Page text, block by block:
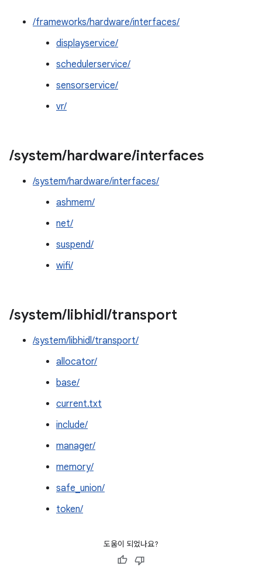
/frameworks/hardware/interfaces/
displayservice/
schedulerservice/
sensorservice/
vr/
/system/hardware/interfaces
/system/hardware/interfaces/
ashmem/
net/
suspend/
wifi/
/system/libhidl/transport
/system/libhidl/transport/
allocator/
base/
current.txt
include/
manager/
memory/
safe_union/
token/
도움이 되었나요?